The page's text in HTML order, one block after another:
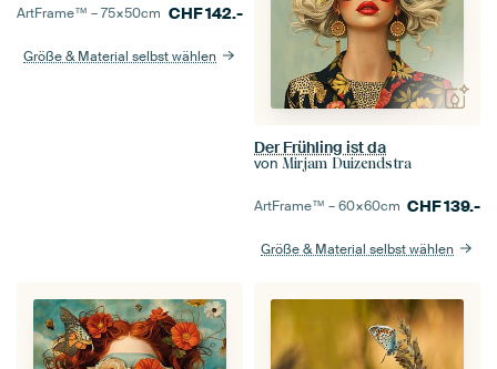
ArtFrame™ –75×50cm CHF142.-
Größe & Material selbst wählen
Der Frühling ist da
von Mirjam Duizendstra
ArtFrame™ –60×60cm CHF139.-
Größe & Material selbst wählen